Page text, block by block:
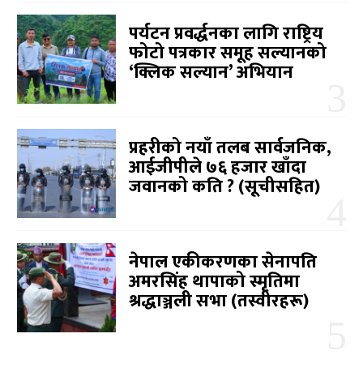
पर्यटन प्रवर्द्धनका लागि राष्ट्रिय
फोटो पत्रकार समूह सल्यानको
‘क्लिक सल्यान’ अभियान
प्रहरीको नयाँ तलब सार्वजनिक,
आईजीपीले ७६ हजार खाँदा
जवानको कति ? (सूचीसहित)
नेपाल एकीकरणका सेनापति
अमरसिंह थापाको स्मृतिमा
श्रद्धाञ्जली सभा (तस्वीरहरू)